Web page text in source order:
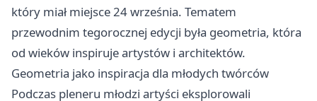
który miał miejsce 24 września. Tematem
przewodnim tegorocznej edycji była geometria, która
od wieków inspiruje artystów i architektów.
Geometria jako inspiracja dla młodych twórców
Podczas pleneru młodzi artyści eksplorowali